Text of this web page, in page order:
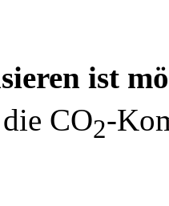
ist
CO2-